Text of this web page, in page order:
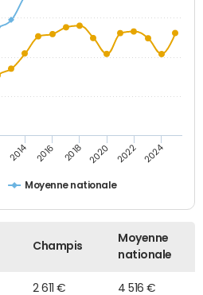
Moyenne nationale
2014 2016 2018 2020 2022 2024
Champis
Moyenne
nationale
2 611 € 4 516 €